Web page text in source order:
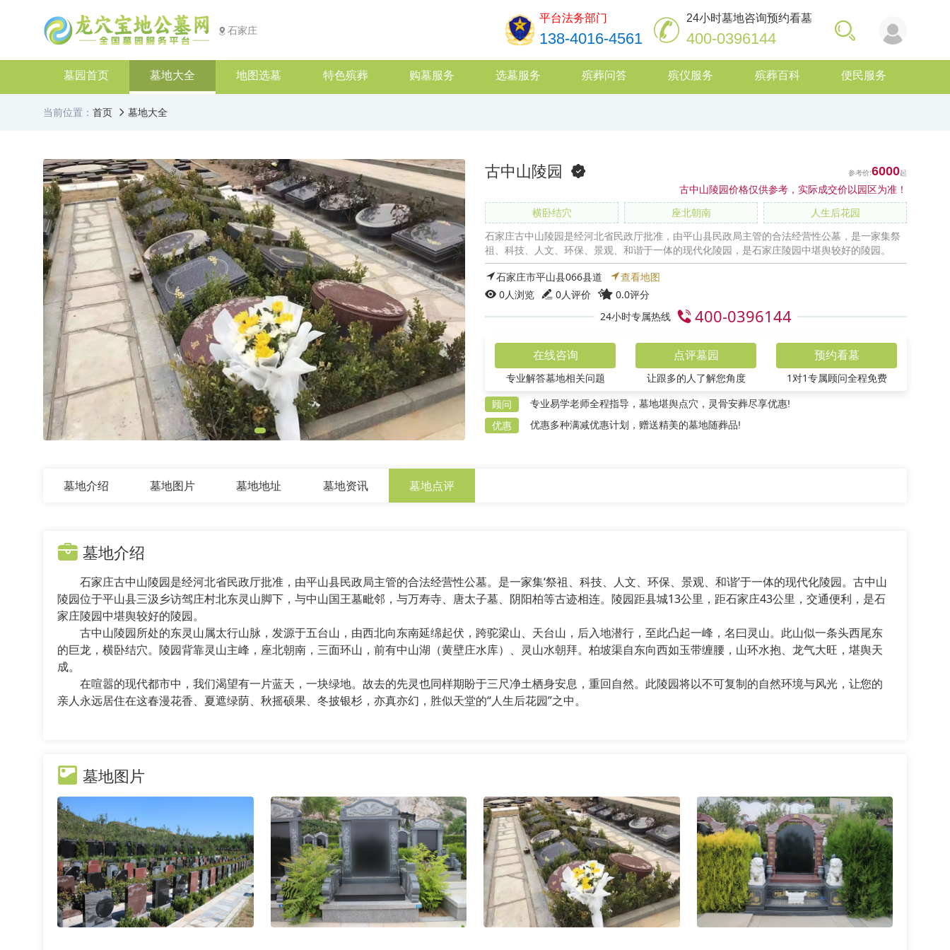
石家庄
平台法务部门
138-4016-4561
24小时墓地咨询预约看墓
400-0396144
墓园首页 墓地大全 地图选墓 特色殡葬 购墓服务 选墓服务 殡葬问答 殡仪服务 殡葬百科 便民服务
当前位置： 首页 墓地大全
古中山陵园 6000
古中山陵园价格仅供参考，实际成交价以园区为准！
横卧结穴
座北朝南
人生后花园
石家庄古中山陵园是经河北省民政厅批准，由平山县民政局主管的合法经营性公墓，是一家集祭
祖、科技、人文、环保、景观、和谐于一体的现代化陵园，是石家庄陵园中堪舆较好的陵园。
石家庄市平山县066县道
查看地图
0人浏览 0人评价
0.0评分
24小时专属热线
400-0396144
在线咨询
专业解答墓地相关问题
点评墓园
让跟多的人了解您角度
预约看墓
1对1专属顾问全程免费
顾问
专业易学老师全程指导，墓地堪舆点穴，灵骨安葬尽享优惠!
优惠
优惠多种满减优惠计划，赠送精美的墓地随葬品!
墓地介绍 墓地图片 墓地地址 墓地资讯 墓地点评
墓地介绍
石家庄古中山陵园是经河北省民政厅批准，由平山县民政局主管的合法经营性公墓。是一家集‘祭祖、科技、人文、环保、景观、和谐’于一体的现代化陵园。古中山
陵园位于平山县三汲乡访驾庄村北东灵山脚下，与中山国王墓毗邻，与万寿寺、唐太子墓、阴阳柏等古迹相连。陵园距县城13公里，距石家庄43公里，交通便利，是石
家庄陵园中堪舆较好的陵园。
古中山陵园所处的东灵山属太行山脉，发源于五台山，由西北向东南延绵起伏，跨驼梁山、天台山，后入地潜行，至此凸起一峰，名曰灵山。此山似一条头西尾东
的巨龙，横卧结穴。陵园背靠灵山主峰，座北朝南，三面环山，前有中山湖（黄壁庄水库）、灵山水朝拜。柏坡渠自东向西如玉带缠腰，山环水抱、龙气大旺，堪舆天
成。
在喧嚣的现代都市中，我们渴望有一片蓝天，一块绿地。故去的先灵也同样期盼于三尺净土栖身安息，重回自然。此陵园将以不可复制的自然环境与风光，让您的
亲人永远居住在这春漫花香、夏遮绿荫、秋摇硕果、冬披银杉，亦真亦幻，胜似天堂的“人生后花园”之中。
墓地图片